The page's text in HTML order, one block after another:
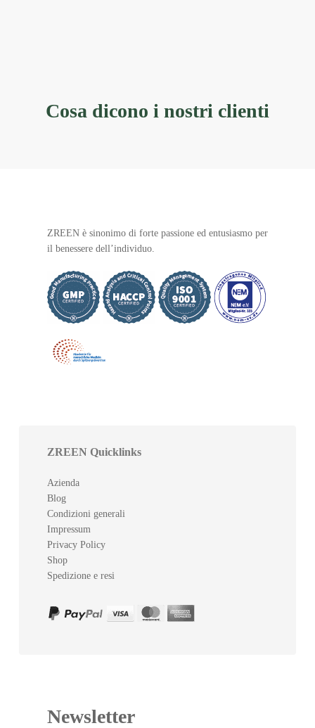
Cosa dicono i nostri clienti
ZREEN è sinonimo di forte passione ed entusiasmo per
il benessere dell’individuo.
ZREEN Quicklinks
Azienda
Blog
Condizioni generali
Impressum
Privacy Policy
Shop
Spedizione e resi
Newsletter